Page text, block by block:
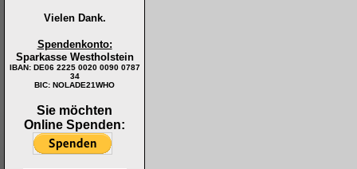
Vielen Dank.
Spendenkonto:
Sparkasse Westholstein
IBAN: DE06 2225 0020 0090 0787
34
BIC: NOLADE21WHO
Sie möchten
Online Spenden: